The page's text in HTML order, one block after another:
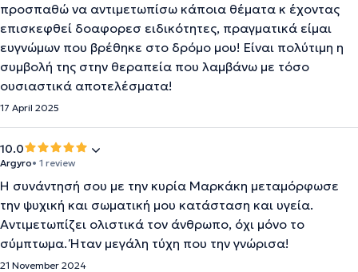
προσπαθώ να αντιμετωπίσω κάποια θέματα κ έχοντας
επισκεφθεί δοαφορεσ ειδικότητες, πραγματικά είμαι
ευγνώμων που βρέθηκε στο δρόμο μου! Είναι πολύτιμη η
συμβολή της στην θεραπεία που λαμβάνω με τόσο
ουσιαστικά αποτελέσματα!
17 April 2025
10.0
Argyro• 1 review
Η συνάντησή σου με την κυρία Μαρκάκη μεταμόρφωσε
την ψυχική και σωματική μου κατάσταση και υγεία.
Αντιμετωπίζει ολιστικά τον άνθρωπο, όχι μόνο το
σύμπτωμα. Ήταν μεγάλη τύχη που την γνώρισα!
21 November 2024